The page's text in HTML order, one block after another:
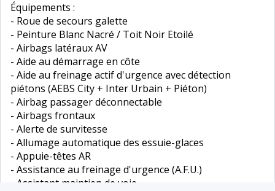
Équipements :
- Roue de secours galette
- Peinture Blanc Nacré / Toit Noir Etoilé
- Airbags latéraux AV
- Aide au démarrage en côte
- Aide au freinage actif d'urgence avec détection
piétons (AEBS City + Inter Urbain + Piéton)
- Airbag passager déconnectable
- Airbags frontaux
- Alerte de survitesse
- Allumage automatique des essuie-glaces
- Appuie-têtes AR
- Assistance au freinage d'urgence (A.F.U.)
- Assistant maintien de voie